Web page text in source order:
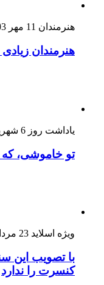
هنرمندان 11 مهر 1403
هنرمندان
یاداشت روز 6 شهریور 1403
تو خاموشی، که
ویژه اسلاید 23 مرداد 1403
با تصویب این
کنسرت را ندارد